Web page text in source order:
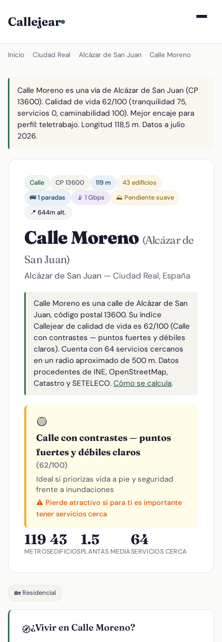
Callejear
Inicio Ciudad Real Alcázar de San Juan Calle Moreno
Calle Moreno es una vía de Alcázar de San Juan (CP
13600). Calidad de vida 62/100 (tranquilidad 75,
servicios 0, caminabilidad 100). Mejor encaje para
perfil: teletrabajo. Longitud 118,5 m. Datos a julio
2026.
Calle CP 13600 119 m
43 edificios
🚌 1 paradas
📡 1 Gbps
⛰️ Pendiente suave
📍 644m alt.
Calle Moreno (Alcázar de
San Juan)
Alcázar de San Juan — Ciudad Real, España
Calle Moreno es una calle de Alcázar de San
Juan, código postal 13600. Su índice
Callejear de calidad de vida es 62/100 (Calle
con contrastes — puntos fuertes y débiles
claros). Cuenta con 64 servicios cercanos
en un radio aproximado de 500 m. Datos
procedentes de INE, OpenStreetMap,
Catastro y SETELECO. Cómo se calcula.
🟡
Calle con contrastes — puntos
fuertes y débiles claros
(62/100)
Ideal si priorizas vida a pie y seguridad
frente a inundaciones
⚠️ Pierde atractivo si para ti es importante
tener servicios cerca
119
METROS
43
EDIFICIOS
1.5
PLANTAS MEDIA
64
SERVICIOS CERCA
🏡 Residencial
🧭¿Vivir en Calle Moreno?